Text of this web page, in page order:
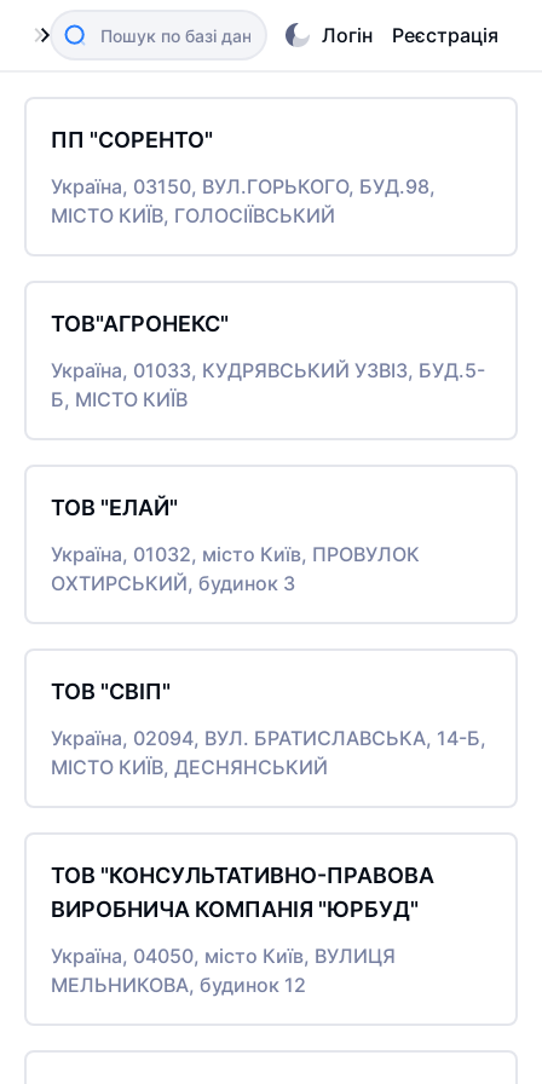
Логін Реєстрація
ПП "СОРЕНТО"
Україна, 03150, ВУЛ.ГОРЬКОГО, БУД.98,
МІСТО КИЇВ, ГОЛОСІЇВСЬКИЙ
ТОВ"АГРОНЕКС"
Україна, 01033, КУДРЯВСЬКИЙ УЗВІЗ, БУД.5-
Б, МІСТО КИЇВ
ТОВ "ЕЛАЙ"
Україна, 01032, місто Київ, ПРОВУЛОК
ОХТИРСЬКИЙ, будинок 3
ТОВ "СВІП"
Україна, 02094, ВУЛ. БРАТИСЛАВСЬКА, 14-Б,
МІСТО КИЇВ, ДЕСНЯНСЬКИЙ
ТОВ "КОНСУЛЬТАТИВНО-ПРАВОВА
ВИРОБНИЧА КОМПАНІЯ "ЮРБУД"
Україна, 04050, місто Київ, ВУЛИЦЯ
МЕЛЬНИКОВА, будинок 12